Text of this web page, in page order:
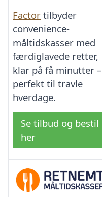
Factor tilbyder
convenience-
måltidskasser med
færdiglavede retter,
klar på få minutter –
perfekt til travle
hverdage.
Se tilbud og bestil
her